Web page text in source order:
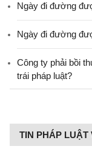
Ngày đi đường
Ngày đi đường
Công ty phải bồi
trái pháp luật?
TIN PHÁP